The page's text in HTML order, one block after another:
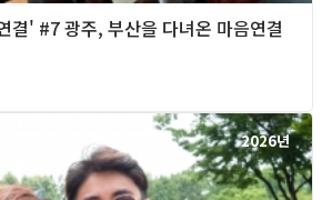
' #7 광주, 부산을 다녀온 마음연결
2026년